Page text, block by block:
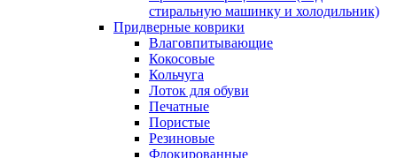
стиральную машинку и холодильник)
Придверные коврики
Влаговпитывающие
Кокосовые
Кольчуга
Лоток для обуви
Печатные
Пористые
Резиновые
Флокированные